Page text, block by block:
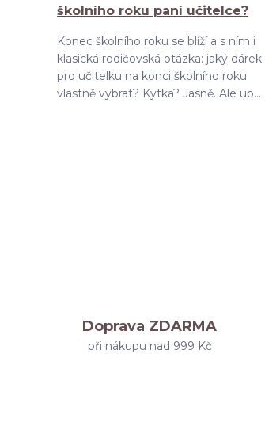
školního roku paní učitelce?
Konec školního roku se blíží a s ním i
klasická rodičovská otázka: jaký dárek
pro učitelku na konci školního roku
vlastně vybrat? Kytka? Jasně. Ale up...
Doprava ZDARMA
při nákupu nad 999 Kč